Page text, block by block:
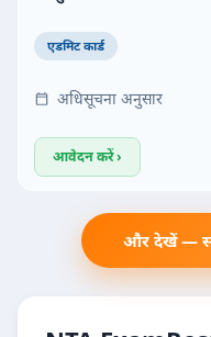
एडमिट कार्ड
अधिसूचना अनुसार
आवेदन करें ›
और देखें —